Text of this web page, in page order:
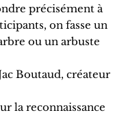
précisément à
on fasse un
ou un arbuste
Boutaud, créateur
la reconnaissance